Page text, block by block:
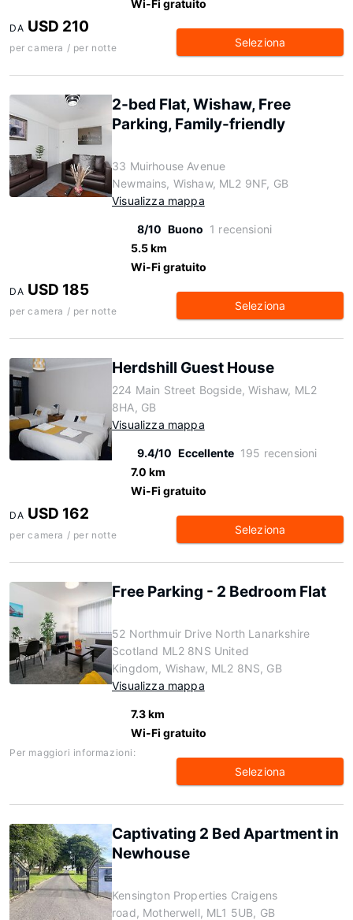
Wi-Fi gratuito
DA USD 210
per camera / per notte Seleziona
2-bed Flat, Wishaw, Free
Parking, Family-friendly
33 Muirhouse Avenue
Newmains, Wishaw, ML2 9NF, GB
Visualizza mappa
8/10 Buono 1 recensioni
5.5 km
Wi-Fi gratuito
DA USD 185
per camera / per notte Seleziona
Herdshill Guest House
224 Main Street Bogside, Wishaw, ML2
8HA, GB
Visualizza mappa
9.4/10 Eccellente 195 recensioni
7.0 km
Wi-Fi gratuito
DA USD 162
per camera / per notte Seleziona
Free Parking - 2 Bedroom Flat
52 Northmuir Drive North Lanarkshire
Scotland ML2 8NS United
Kingdom, Wishaw, ML2 8NS, GB
Visualizza mappa
7.3 km
Wi-Fi gratuito
Per maggiori informazioni:
Seleziona
Captivating 2 Bed Apartment in
Newhouse
Kensington Properties Craigens
road, Motherwell, ML1 5UB, GB